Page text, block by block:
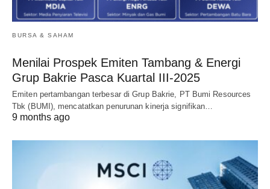
BURSA & SAHAM
Menilai Prospek Emiten Tambang & Energi
Grup Bakrie Pasca Kuartal III-2025
Emiten pertambangan terbesar di Grup Bakrie, PT Bumi Resources
Tbk (BUMI), mencatatkan penurunan kinerja signifikan…
9 months ago